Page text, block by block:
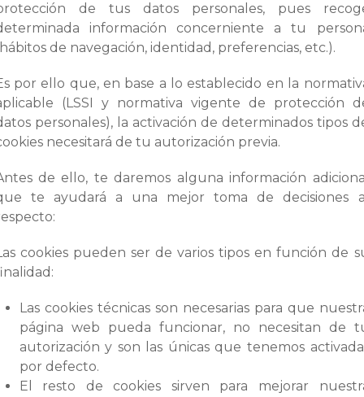
de tus datos personales, pues
información concerniente a tu
de navegación, identidad, preferencias, etc.).
por ello que, en base a lo establecido en la
(LSSI y normativa vigente de protección
personales), la activación de determinados tipos
necesitará de tu autorización previa.
de ello, te daremos alguna información
te ayudará a una mejor toma de decisiones
cookies pueden ser de varios tipos en función de
Las cookies técnicas son necesarias para que
página web pueda funcionar, no necesitan de
autorización y son las únicas que tenemos
por defecto.
El resto de cookies sirven para mejorar